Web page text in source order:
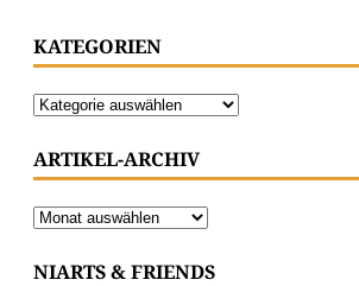
KATEGORIEN
ARTIKEL-ARCHIV
NIARTS & FRIENDS